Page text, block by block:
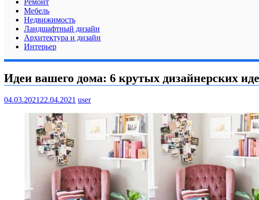
Ремонт
Мебель
Недвижимость
Ландшафтный дизайн
Архитектура и дизайн
Интерьер
Идеи вашего дома: 6 крутых дизайнерских
04.03.2021 22.04.2021 user